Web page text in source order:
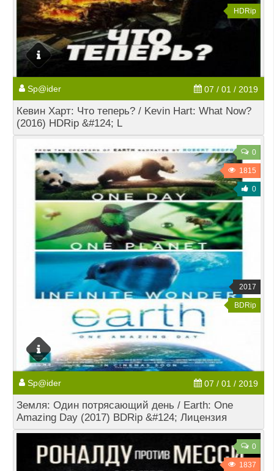
HDRip
Sp@ider 07 / 01 / 2019
Кевин Харт: Что теперь? / Kevin Hart: What Now?
(2016) HDRip &#124; L
0
1815
0
2017
BDRip
Sp@ider 07 / 01 / 2019
Земля: Один потрясающий день / Earth: One
Amazing Day (2017) BDRip &#124; Лицензия
0
1837